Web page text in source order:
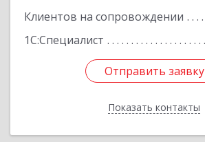
Клиентов на сопровождении
1С:Специалист
Отправить заявку
Показать контакты
Отправить заявку
Назад